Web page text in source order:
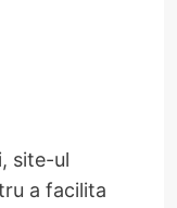
site-ul
a facilita